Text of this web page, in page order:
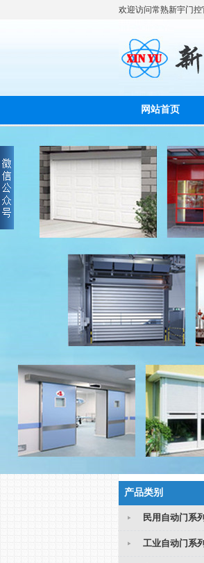
欢迎访问常熟新宇门控
网站首页
产品类别
民用自动门系列
工业自动门系列